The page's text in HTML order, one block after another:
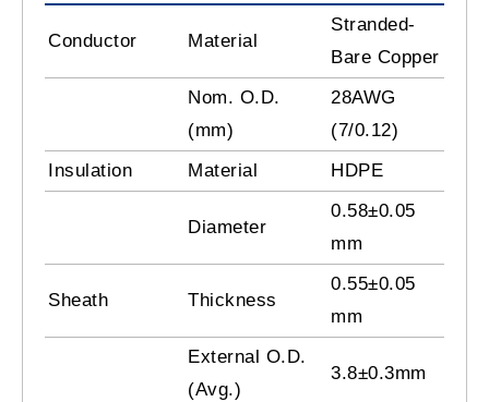
Conductor Material
Stranded-
Bare Copper
Nom. O.D.
(mm)
28AWG
(7/0.12)
Insulation
Material HDPE
Diameter
0.58±0.05
mm
Sheath Thickness
0.55±0.05
mm
External O.D.
(Avg.)
3.8±0.3mm